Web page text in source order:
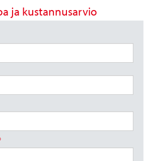
ja kustannusarvio